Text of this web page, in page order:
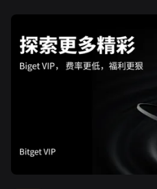
japońskie kontrakty (Nikkei 225,
jest krajem importującym
przechodzi przez Cieśninę
cieśniny w połączeniu z
do recesji gospodarczej; -
według danych rynkowych i
dodatnio z dolarem
napływy netto; Użytkownicy
wymienionymi aktywami